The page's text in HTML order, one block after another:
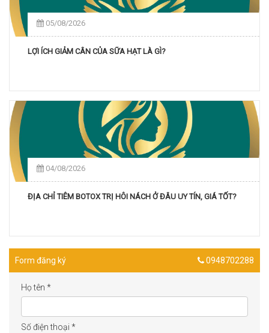
05/08/2026
LỢI ÍCH GIẢM CÂN CỦA SỮA HẠT LÀ GÌ?
04/08/2026
ĐỊA CHỈ TIÊM BOTOX TRỊ HÔI NÁCH Ở ĐÂU UY TÍN, GIÁ TỐT?
Form đăng ký 0948702288
Họ tên *
Số điện thoại *